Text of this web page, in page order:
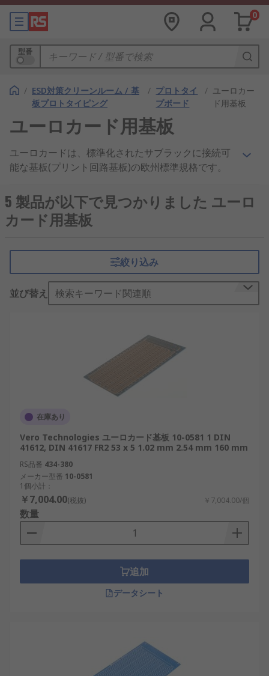
0
型番
/ ESD対策クリーンルーム / 基
板プロトタイピング
/ プロトタイ
プボード
/ ユーロカー
ド用基板
ユーロカード用基板
ユーロカードは、標準化されたサブラックに接続可
能な基板(プリント回路基板)の欧州標準規格です。
器、 産業用制御装置、 軍事など、さまざまな産業
で使用されています。基板と基板に取り付けられて
いるコンポーネントを損傷から保護するための基板
ユーロカードは機械的なシステムであり、使用する
特定のコネクタや、コネクタコンタクトに割り当て
られる信号は定義されていません。ユーロカードア
ーキテクチャで一般に使用されるコネクタシステム
DIN41612コネクタなどがあります。ユーロカード
の最も一般的なサイズはシングルサイズですが、市
場には他にも2種類のサイズがあります。
ユーロカードの種類
ユーロカードは交換可能で、新しいハードウェアに
対応するために、取り付けシステム全体を交換する
必要はありません。サイズ:
シングルサイズ(100 mm x 160 mm x 1.6 mm)
ダブルサイズ(233.4 mm x 160 mm x 1.6 mm)
ハーフサイズ(100 mm x 80 mm x 1.6 mm)
基板カバーの仕組み
基板カバーは、基板のコンポーネント側が衝撃や異
物で損傷するのを防ぐために使用されます。回路の
回路に使用できますが、 特定のニーズに合わせて特
定のタイプが必要になる場合があります。
5 製品が以下で見つかりました ユーロ
カード用基板
絞り込み
並び替え 検索キーワード関連順
在庫あり
Vero Technologies ユーロカード基板 10-0581 1 DIN
41612, DIN 41617 FR2 53 x 5 1.02 mm 2.54 mm 160 mm
RS品番 434-380
メーカー型番 10-0581
1個小計：
￥7,004.00(税抜) ￥7,004.00/個
数量
追加
データシート